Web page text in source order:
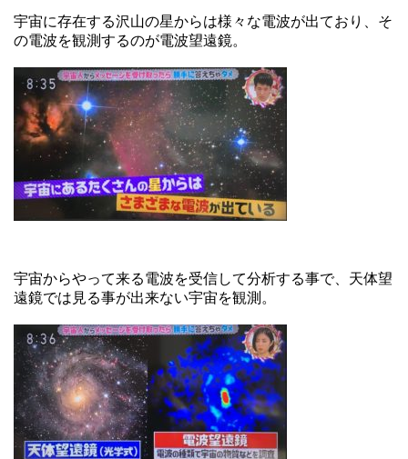
宇宙に存在する沢山の星からは様々な電波が出ており、そ
の電波を観測するのが電波望遠鏡。
宇宙からやって来る電波を受信して分析する事で、天体望
遠鏡では見る事が出来ない宇宙を観測。